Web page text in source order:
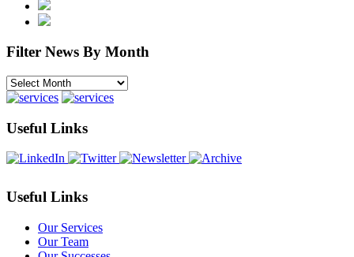
Filter News By Month
Filter
News
Month
Useful Links
Useful Links
Our Services
Our Team